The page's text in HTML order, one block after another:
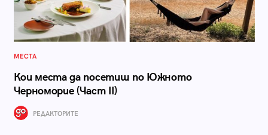
МЕСТА
Кои места да посетиш по Южното
Черноморие (Част II)
РЕДАКТОРИТЕ